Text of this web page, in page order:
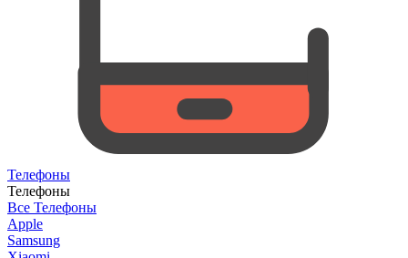
Телефоны
Телефоны
Все Телефоны
Apple
Samsung